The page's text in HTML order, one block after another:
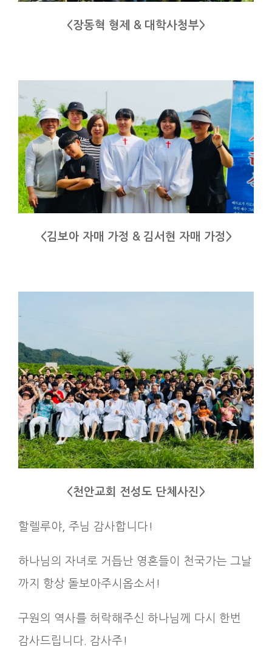
<장동혁 형제 & 대학사청부>
<김보아 자매 가정 & 김서현 자매 가정>
<천안교회 전성도 단체사진>
할렐루야, 주님 감사합니다!
하나님의 자녀로 거듭난 영혼들이 천국가는 그날
까지 항상 돌보아주시옵소서!
구원의 역사를 허락해주신 하나님께 다시 한번
감사드립니다. 감사주!